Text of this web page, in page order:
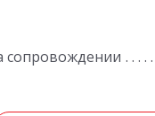
сопровождении